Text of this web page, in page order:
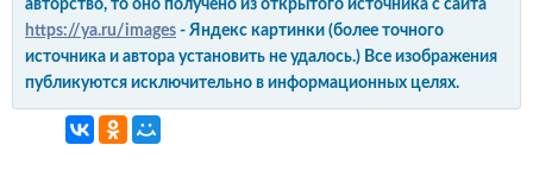
авторство, то оно получено из открытого источника с сайта
https://ya.ru/images - Яндекс картинки (более точного
источника и автора установить не удалось.) Все изображения
публикуются исключительно в информационных целях.